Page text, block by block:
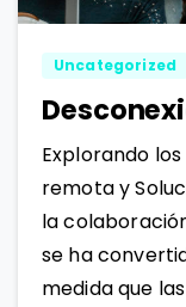
Uncategorized
Explorando
remota y
la
se ha
medida que